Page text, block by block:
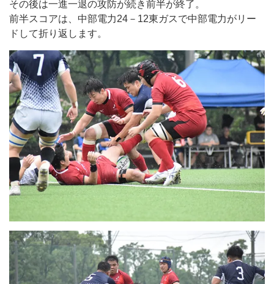
その後は一進一退の攻防が続き前半が終了。
前半スコアは、中部電力24－12東ガスで中部電力がリー
ドして折り返します。